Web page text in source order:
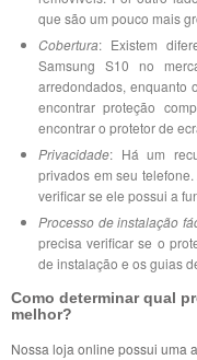
que são um pouco mais
Cobertura: Existem
Samsung S10 no
arredondados, enquanto
encontrar proteção
encontrar o protetor de
Privacidade: Há um
privados em seu
verificar se ele possui a
Processo de instalação
precisa verificar se o
de instalação e os guias
Como determinar qual
melhor?
Nossa loja online possui uma